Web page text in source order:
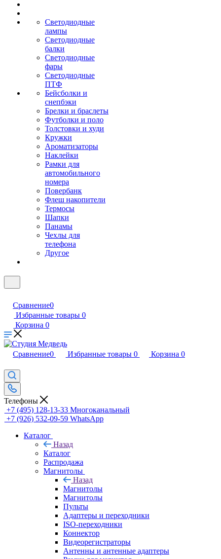
Светодиодные
лампы
Светодиодные
балки
Светодиодные
фары
Светодиодные
ПТФ
Бейсболки и
снепбэки
Брелки и браслеты
Футболки и поло
Толстовки и худи
Кружки
Ароматизаторы
Наклейки
Рамки для
автомобильного
номера
Повербанк
Флеш накопители
Термосы
Шапки
Панамы
Чехлы для
телефона
Другое
Сравнение0
Избранные товары 0
Корзина 0
Сравнение0 Избранные товары 0 Корзина 0
Телефоны
+7 (495) 128-13-33 Многоканальный
+7 (926) 532-09-59 WhatsApp
Каталог
Назад
Каталог
Распродажа
Магнитолы
Назад
Магнитолы
Магнитолы
Пульты
Адаптеры и переходники
ISO-переходники
Коннектор
Видеорегистраторы
Антенны и антенные адаптеры